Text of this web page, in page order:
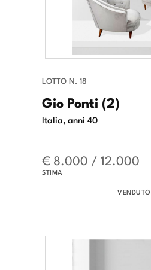
LOTTO N. 18
Gio Ponti (2)
Italia, anni 40
€ 8.000 / 12.000
STIMA
VENDUTO